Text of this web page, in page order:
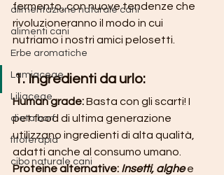
alimentazione naturale cani
alimenti cani
Erbe aromatiche
Lamiaceae
Liliaceae
dieta barf
fitoterapia
cibo naturale cani
fermento, con nuove tendenze che
rivoluzioneranno il modo in cui
nutriamo i nostri amici pelosetti.
1. Ingredienti da urlo:
Human grade: Basta con gli scarti! I
pet food di ultima generazione
utilizzano ingredienti di alta qualità,
adatti anche al consumo umano.
Proteine alternative: Insetti, alghe e